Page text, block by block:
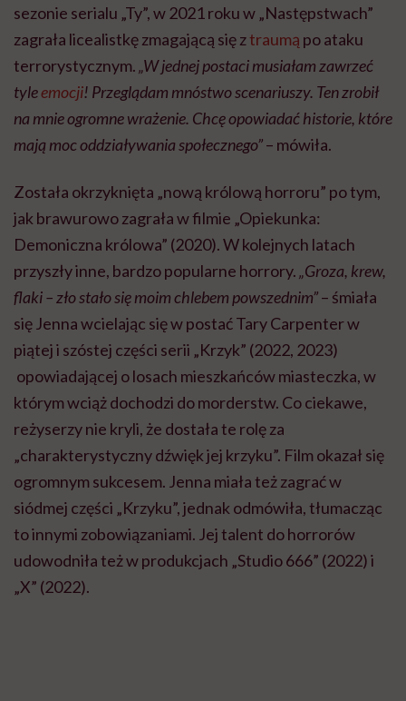
Demoniczna królowa” (2020). W kolejnych latach
przyszły inne, bardzo popularne horrory. „Groza, krew,
flaki – zło stało się moim chlebem powszednim”– śmiała
się Jenna wcielając się w postać Tary Carpenter w
piątej i szóstej części serii „Krzyk” (2022, 2023)
opowiadającej o losach mieszkańców miasteczka, w
reżyserzy nie kryli, że dostała te rolę za
„charakterystyczny dźwięk jej krzyku”. Film okazał się
ogromnym sukcesem. Jenna miała też zagrać w
siódmej części „Krzyku”, jednak odmówiła, tłumacząc
to innymi zobowiązaniami. Jej talent do horrorów
udowodniła też w produkcjach „Studio 666” (2022) i
„X” (2022).